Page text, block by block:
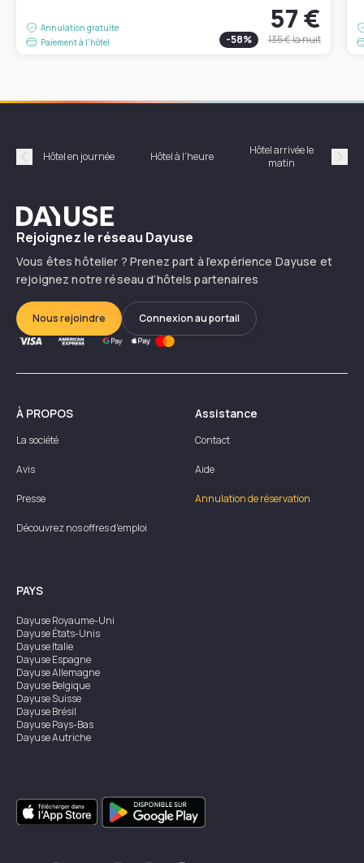
Annulation gratuite
Paiement à l'hôtel
57 €
-58% 135 €la nuit
Précédent
Hôtel en journée Hôtel à l'heure
Hôtel arrivée le
matin
Dayuse
Rejoignez le réseau Dayuse
Vous êtes hôtelier ? Prenez part à l’expérience Dayuse et
rejoignez notre réseau d’hôtels partenaires
Nous rejoindre Connexion au portail
À PROPOS
La société
Avis
Presse
Découvrez nos offres d'emploi
Assistance
Contact
Aide
Annulation de réservation
PAYS
DayuseRoyaume-Uni
DayuseÉtats-Unis
DayuseItalie
DayuseEspagne
DayuseAllemagne
DayuseBelgique
DayuseSuisse
DayuseBrésil
DayusePays-Bas
DayuseAutriche
DayuseSingapour
DayuseSuède
DayuseThaïlande